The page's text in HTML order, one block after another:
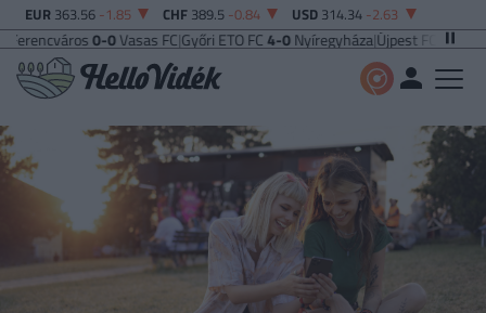
EUR 363.56 -1.85 CHF 389.5 -0.84 USD 314.34 -2.63
0-0Vasas FC|Győri ETO FC4-0Nyíregyháza|Újpest FC4-2Debreceni VSC